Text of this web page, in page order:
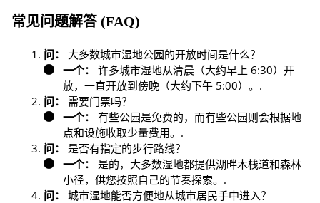
常见问题解答 (FAQ)
问：
大多数城市湿地公园的开放时间是什么？
一个：
许多城市湿地从清晨（大约早上 6:30）开
放，一直开放到傍晚（大约下午 5:00）。.
问：
需要门票吗？
一个：
有些公园是免费的，而有些公园则会根据地
点和设施收取少量费用。.
问：
是否有指定的步行路线？
一个：
是的，大多数湿地都提供湖畔木栈道和森林
小径，供您按照自己的节奏探索。.
问：
城市湿地能否方便地从城市居民手中进入？